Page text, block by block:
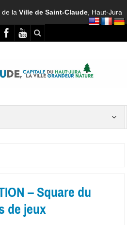
de laVille de Saint-Claude , Haut-Jura
– Square du
de jeux